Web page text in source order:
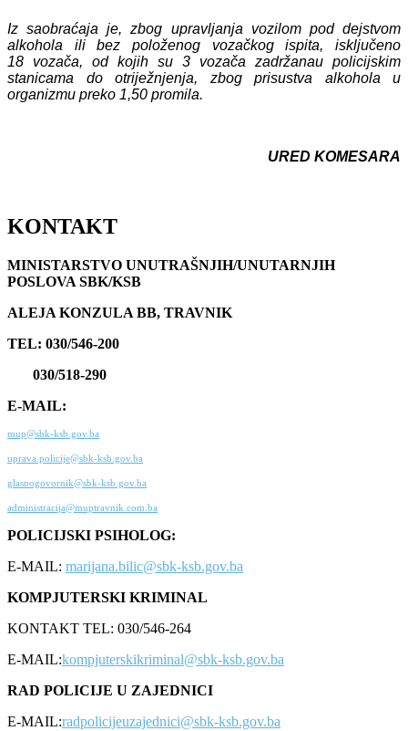
Iz saobraćaja je, zbog upravljanja vozilom pod dejstvom
alkohola ili bez položenog vozačkog ispita, isključeno
18 vozača, od kojih su 3 vozača zadržanau policijskim
stanicama do otriježnjenja, zbog prisustva alkohola u
organizmu preko 1,50 promila.
URED KOMESARA
KONTAKT
MINISTARSTVO UNUTRAŠNJIH/UNUTARNJIH
POSLOVA SBK/KSB
ALEJA KONZULA BB, TRAVNIK
TEL: 030/546-200
030/518-290
E-MAIL:
mup@sbk-ksb.gov.ba
uprava.policije@sbk-ksb.gov.ba
glasnogovornik@sbk-ksb.gov.ba
administracija@muptravnik.com.ba
POLICIJSKI PSIHOLOG:
E-MAIL: marijana.bilic@sbk-ksb.gov.ba
KOMPJUTERSKI KRIMINAL
KONTAKT TEL: 030/546-264
E-MAIL:kompjuterskikriminal@sbk-ksb.gov.ba
RAD POLICIJE U ZAJEDNICI
E-MAIL:radpolicijeuzajednici@sbk-ksb.gov.ba